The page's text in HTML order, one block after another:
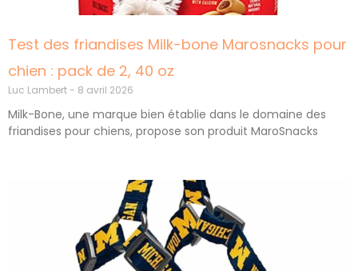
Test des friandises Milk-bone Marosnacks pour
chien : pack de 2, 40 oz
Luc Lambert 8 avril 2026
Milk-Bone, une marque bien établie dans le domaine des
friandises pour chiens, propose son produit MaroSnacks